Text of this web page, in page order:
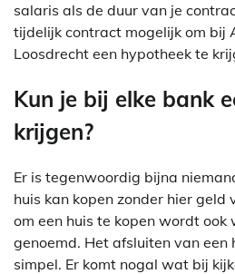
salaris als de duur van je
tijdelijk contract mogelijk om bij
Loosdrecht een hypotheek te
Kun je bij elke bank
krijgen?
Er is tegenwoordig bijna
huis kan kopen zonder hier geld
om een huis te kopen wordt ook
genoemd. Het afsluiten van een
simpel. Er komt nogal wat bij